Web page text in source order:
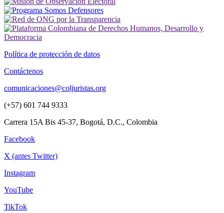
Política de protección de datos
Contáctenos
comunicaciones@coljuristas.org
(+57) 601 744 9333
Carrera 15A Bis 45-37, Bogotá, D.C., Colombia
Facebook
X (antes Twitter)
Instagram
YouTube
TikTok